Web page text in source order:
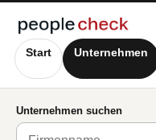
Start Unternehmen
Unternehmen suchen